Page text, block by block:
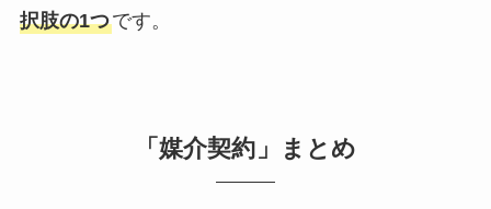
択肢の1つです。
「媒介契約」まとめ